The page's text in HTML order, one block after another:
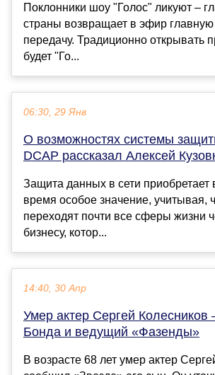
Поклонники шоу "Голос" ликуют –
страны возвращает в эфир
передачу. Традиционно открывать
будет "Го...
06:30, 29 Янв
О возможностях системы
DCAP рассказал Алексей
Защита данных в сети приобретает
время особое значение, учитывая,
переходят почти все сферы жизни
бизнесу, котор...
14:40, 30 Апр
Умер актер Сергей Колесников
Бонда и ведущий «Фазенды»
В возрасте 68 лет умер актер